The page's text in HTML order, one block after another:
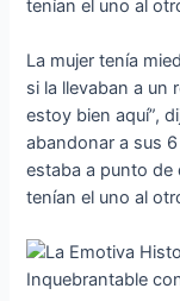
tenían el uno al
La mujer tenía
si la llevaban a un
estoy bien aquí”,
abandonar a sus
estaba a punto de
tenían el uno al